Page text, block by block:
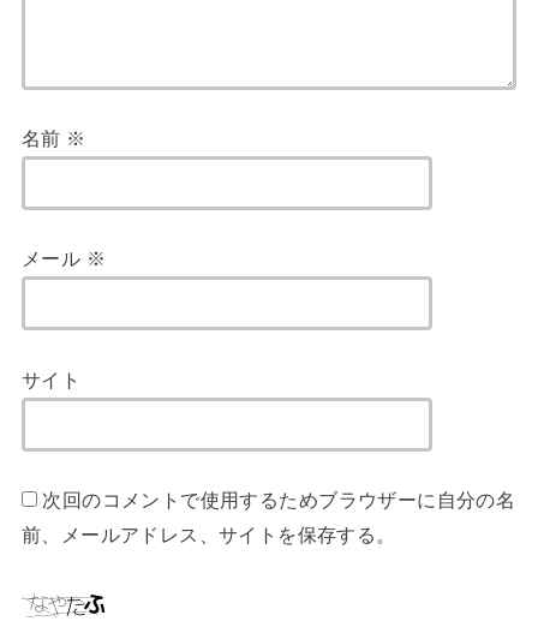
名前 ※
メール ※
サイト
次回のコメントで使用するためブラウザーに自分の名
前、メールアドレス、サイトを保存する。